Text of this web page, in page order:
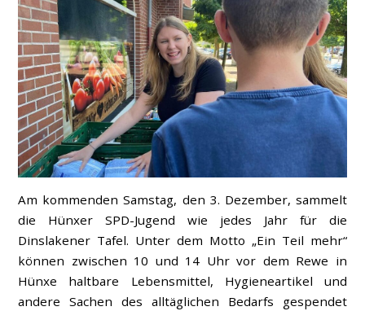
Am kommenden Samstag, den 3. Dezember, sammelt
die Hünxer SPD-Jugend wie jedes Jahr für die
Dinslakener Tafel. Unter dem Motto „Ein Teil mehr“
können zwischen 10 und 14 Uhr vor dem Rewe in
Hünxe haltbare Lebensmittel, Hygieneartikel und
andere Sachen des alltäglichen Bedarfs gespendet